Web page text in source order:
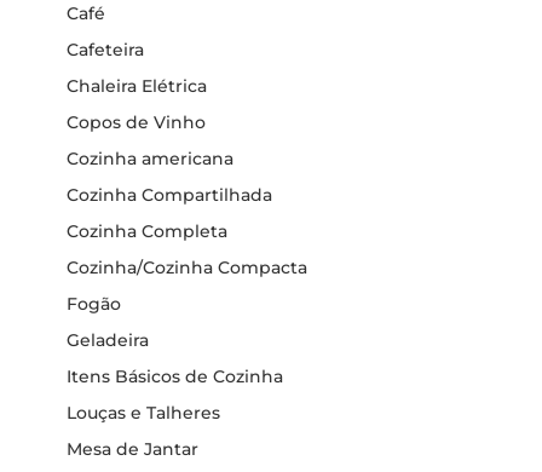
Café
Cafeteira
Chaleira Elétrica
Copos de Vinho
Cozinha americana
Cozinha Compartilhada
Cozinha Completa
Cozinha/Cozinha Compacta
Fogão
Geladeira
Itens Básicos de Cozinha
Louças e Talheres
Mesa de Jantar